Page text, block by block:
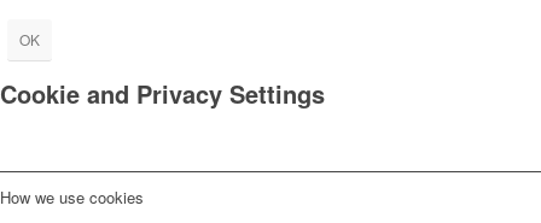
OK
Cookie and Privacy Settings
How we use cookies